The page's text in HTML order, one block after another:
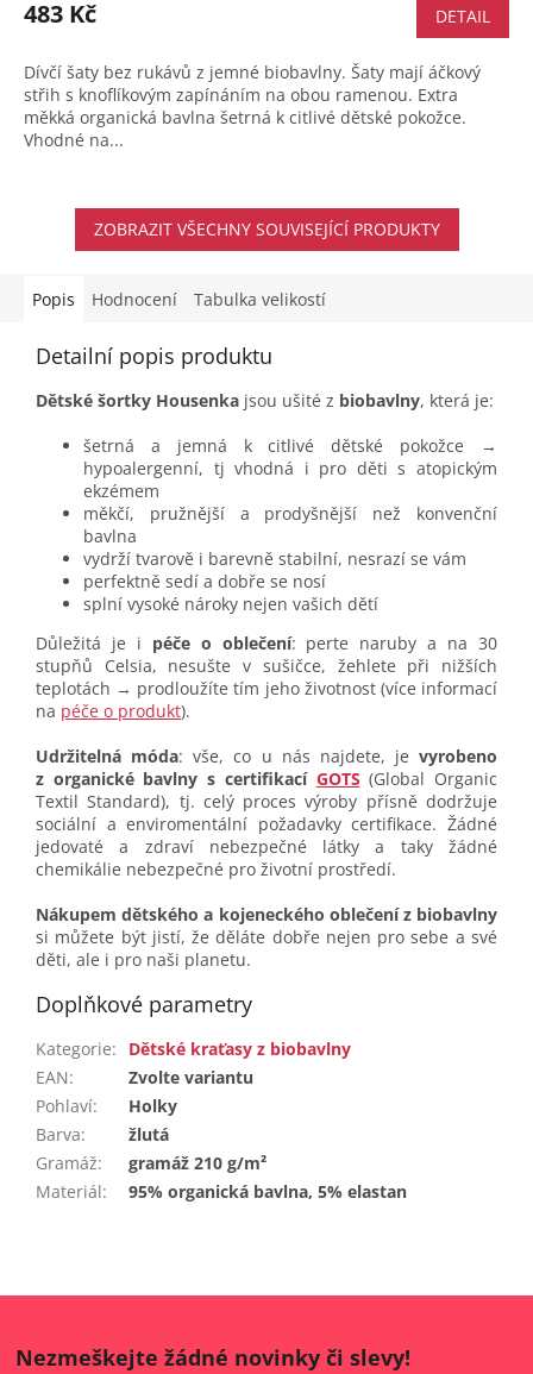
483 Kč DETAIL
Dívčí šaty bez rukávů z jemné biobavlny. Šaty mají áčkový
střih s knoflíkovým zapínáním na obou ramenou. Extra
měkká organická bavlna šetrná k citlivé dětské pokožce.
Vhodné na...
ZOBRAZIT VŠECHNY SOUVISEJÍCÍ PRODUKTY
Popis Hodnocení Tabulka velikostí
Detailní popis produktu
Dětské šortky Housenka jsou ušité z biobavlny, která je:
šetrná a jemná k citlivé dětské pokožce →
hypoalergenní, tj vhodná i pro děti s atopickým
ekzémem
měkčí, pružnější a prodyšnější než konvenční
bavlna
vydrží tvarově i barevně stabilní, nesrazí se vám
perfektně sedí a dobře se nosí
splní vysoké nároky nejen vašich dětí
Důležitá je i péče o oblečení: perte naruby a na 30
stupňů Celsia, nesušte v sušičce, žehlete při nižších
teplotách → prodloužíte tím jeho životnost (více informací
na péče o produkt).
Udržitelná móda: vše, co u nás najdete, je vyrobeno
z organické bavlny s certifikací GOTS (Global Organic
Textil Standard), tj. celý proces výroby přísně dodržuje
sociální a enviromentální požadavky certifikace. Žádné
jedovaté a zdraví nebezpečné látky a taky žádné
chemikálie nebezpečné pro životní prostředí.
Nákupem dětského a kojeneckého oblečení z biobavlny
si můžete být jistí, že děláte dobře nejen pro sebe a své
děti, ale i pro naši planetu.
Doplňkové parametry
Kategorie:
Dětské kraťasy z biobavlny
EAN:
Zvolte variantu
Pohlaví:
Holky
Barva:
žlutá
Gramáž:
gramáž 210 g/m²
Materiál: 95% organická bavlna, 5% elastan
Nezmeškejte žádné novinky či slevy!